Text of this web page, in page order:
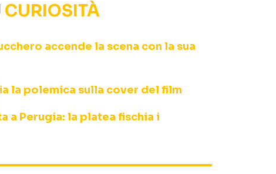
CURIOSITÀ
accende la scena con la sua
la polemica sulla cover del film
a Perugia: la platea fischia i